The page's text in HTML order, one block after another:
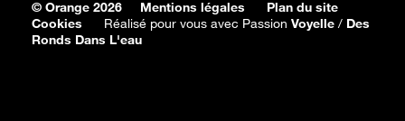
© Orange 2026 Mentions légales
Plan du site
Cookies
Réalisé pour vous avec Passion Voyelle / Des
Ronds Dans L'eau